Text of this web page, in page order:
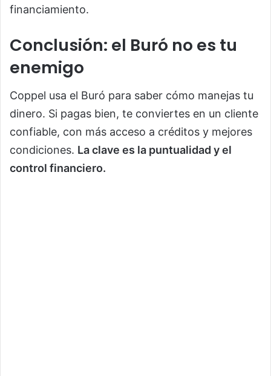
financiamiento.
Conclusión: el Buró no es tu
enemigo
Coppel usa el Buró para saber cómo manejas tu
dinero. Si pagas bien, te conviertes en un cliente
confiable, con más acceso a créditos y mejores
condiciones. La clave es la puntualidad y el
control financiero.